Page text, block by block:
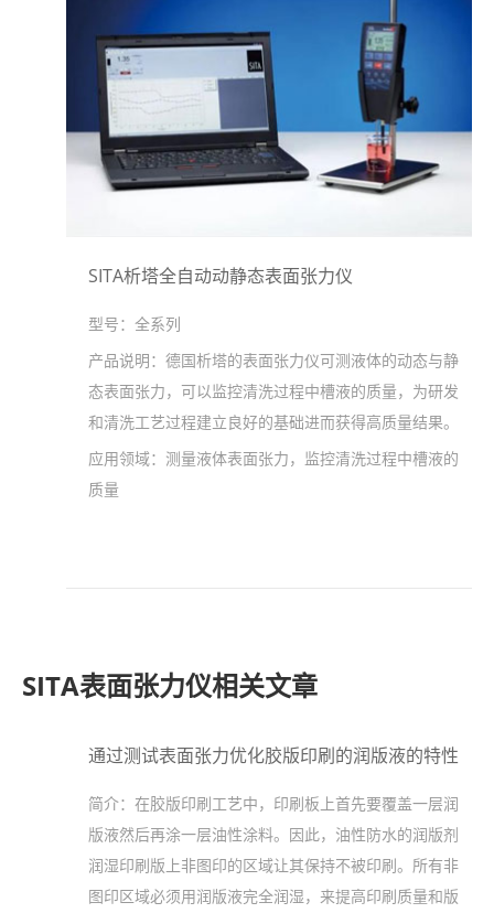
SITA析塔全自动动静态表面张力仪
型号： 全系列
产品说明： 德国析塔的表面张力仪可测液体的动态与静
态表面张力，可以监控清洗过程中槽液的质量，为研发
和清洗工艺过程建立良好的基础进而获得高质量结果。
应用领域： 测量液体表面张力，监控清洗过程中槽液的
质量
SITA表面张力仪相关文章
通过测试表面张力优化胶版印刷的润版液的特性
简介： 在胶版印刷工艺中，印刷板上首先要覆盖一层润
版液然后再涂一层油性涂料。因此，油性防水的润版剂
润湿印刷版上非图印的区域让其保持不被印刷。所有非
图印区域必须用润版液完全润湿，来提高印刷质量和版